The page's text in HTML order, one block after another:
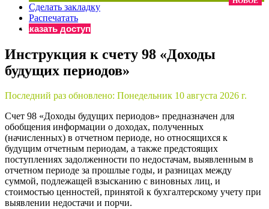
Бератор
«Практическая энциклопедия бухгалтера»
«Нормативные акты для бухгалтера»
Материалы электронного журнала
«Практическая бухгалтерия»
Онлайн-сервисы «Учетная политика» и «Алгоритмы для
Просто заполните форму, и мы вышлем вам на почту
Сделать закладку
Распечатать
Заказать доступ
Инструкция к счету 98 «Доходы
будущих периодов»
Последний раз обновлено: Понедельник 10 августа 2026 г.
Счет 98 «Доходы будущих периодов» предназначен для
обобщения информации о доходах, полученных
(начисленных) в отчетном периоде, но относящихся к
будущим отчетным периодам, а также предстоящих
поступлениях задолженности по недостачам, выявленным в
отчетном периоде за прошлые годы, и разницах между
суммой, подлежащей взысканию с виновных лиц, и
стоимостью ценностей, принятой к бухгалтерскому учету при
выявлении недостачи и порчи.